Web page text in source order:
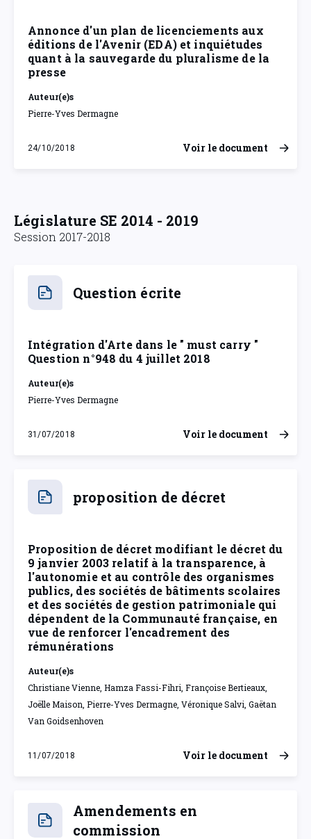
Annonce d'un plan de licenciements aux
éditions de l'Avenir (EDA) et inquiétudes
quant à la sauvegarde du pluralisme de la
presse
Auteur(e)s
Pierre-Yves Dermagne
24/10/2018
mercredi 24 octobre 2018
Voir le document
Législature SE 2014 - 2019
Session 2017-2018
Question écrite
Intégration d'Arte dans le " must carry "
Question n°948 du 4 juillet 2018
Auteur(e)s
Pierre-Yves Dermagne
31/07/2018
mardi 31 juillet 2018
Voir le document
proposition de décret
Proposition de décret modifiant le décret du
9 janvier 2003 relatif à la transparence, à
l'autonomie et au contrôle des organismes
publics, des sociétés de bâtiments scolaires
et des sociétés de gestion patrimoniale qui
dépendent de la Communauté française, en
vue de renforcer l'encadrement des
rémunérations
Auteur(e)s
Christiane Vienne, Hamza Fassi-Fihri, Françoise Bertieaux,
Joëlle Maison, Pierre-Yves Dermagne, Véronique Salvi, Gaëtan
Van Goidsenhoven
11/07/2018
mercredi 11 juillet 2018
Voir le document
Amendements en
commission